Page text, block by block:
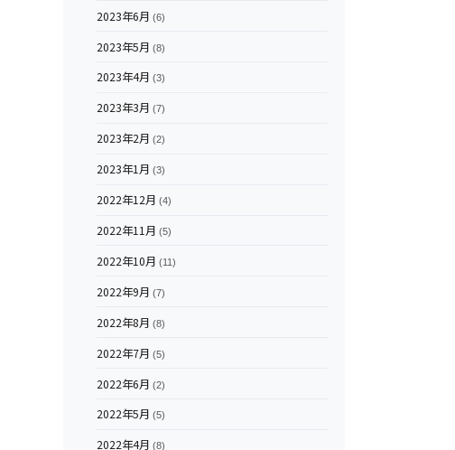
2023年6月 (6)
2023年5月 (8)
2023年4月 (3)
2023年3月 (7)
2023年2月 (2)
2023年1月 (3)
2022年12月 (4)
2022年11月 (5)
2022年10月 (11)
2022年9月 (7)
2022年8月 (8)
2022年7月 (5)
2022年6月 (2)
2022年5月 (5)
2022年4月 (8)